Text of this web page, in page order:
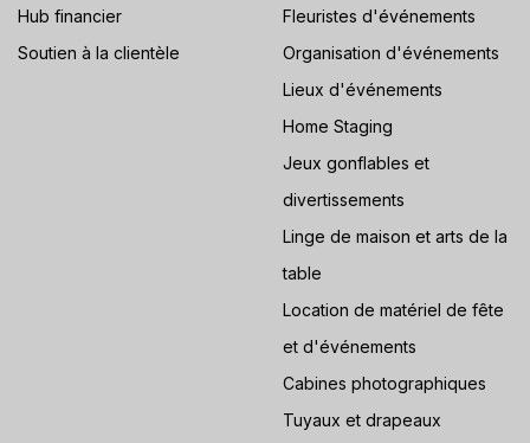
Hub financier
Soutien à la clientèle
Fleuristes d'événements
Organisation d'événements
Lieux d'événements
Home Staging
Jeux gonflables et
divertissements
Linge de maison et arts de la
table
Location de matériel de fête
et d'événements
Cabines photographiques
Tuyaux et drapeaux